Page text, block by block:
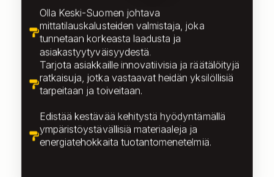
Olla Keski-Suomen johtava
mittatilauskalusteiden valmistaja, joka
tunnetaan korkeasta laadusta ja
asiakastyytyväisyydestä.
Tarjota asiakkaille innovatiivisia ja räätälöityjä
ratkaisuja, jotka vastaavat heidän yksilöllisiä
tarpeitaan ja toiveitaan.
Edistää kestävää kehitystä hyödyntämällä
ympäristöystävällisiä materiaaleja ja
energiatehokkaita tuotantomenetelmiä.